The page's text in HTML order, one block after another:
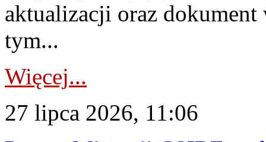
aktualizacji oraz
tym...
Więcej...
27 lipca 2026, 11:06